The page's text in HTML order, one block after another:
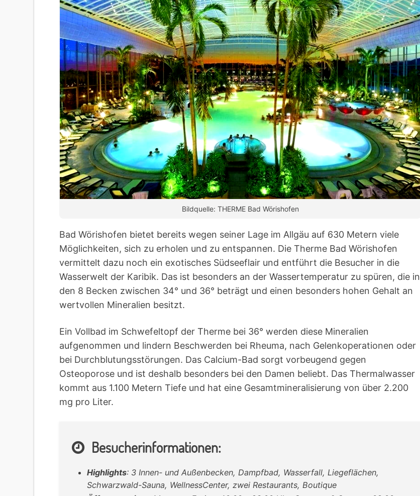
Bildquelle: THERME Bad Wörishofen
Bad Wörishofen bietet bereits wegen seiner Lage im Allgäu auf 630 Metern viele
Möglichkeiten, sich zu erholen und zu entspannen. Die Therme Bad Wörishofen
vermittelt dazu noch ein exotisches Südseeflair und entführt die Besucher in die
Wasserwelt der Karibik. Das ist besonders an der Wassertemperatur zu spüren, die in
den 8 Becken zwischen 34° und 36° beträgt und einen besonders hohen Gehalt an
wertvollen Mineralien besitzt.
Ein Vollbad im Schwefeltopf der Therme bei 36° werden diese Mineralien
aufgenommen und lindern Beschwerden bei Rheuma, nach Gelenkoperationen oder
bei Durchblutungsstörungen. Das Calcium-Bad sorgt vorbeugend gegen
Osteoporose und ist deshalb besonders bei den Damen beliebt. Das Thermalwasser
kommt aus 1.100 Metern Tiefe und hat eine Gesamtmineralisierung von über 2.200
mg pro Liter.
Besucherinformationen:
Highlights: 3 Innen- und Außenbecken, Dampfbad, Wasserfall, Liegeflächen,
Schwarzwald-Sauna, WellnessCenter, zwei Restaurants, Boutique